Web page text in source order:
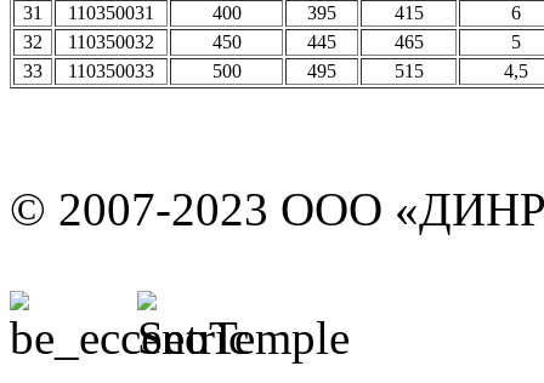
31
110350031 400 395 415
6
32
110350032 450 445 465
5
33
110350033 500 495 515 4,5
© 2007-2023 ООО